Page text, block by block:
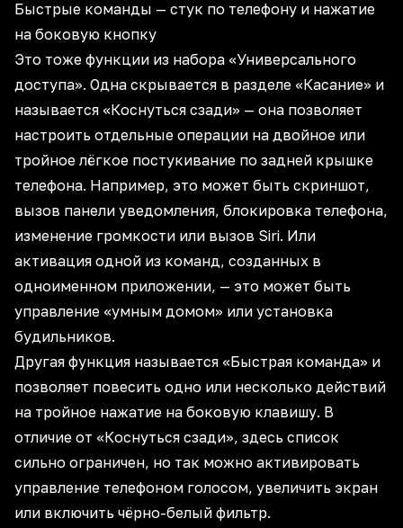
Быстрые команды — стук по телефону и нажатие
на боковую кнопку
Это тоже функции из набора «Универсального
доступа». Одна скрывается в разделе «Касание» и
называется «Коснуться сзади» — она позволяет
настроить отдельные операции на двойное или
тройное лёгкое постукивание по задней крышке
телефона. Например, это может быть скриншот,
вызов панели уведомления, блокировка телефона,
изменение громкости или вызов Siri. Или
активация одной из команд, созданных в
одноименном приложении, — это может быть
управление «умным домом» или установка
будильников.
Другая функция называется «Быстрая команда» и
позволяет повесить одно или несколько действий
на тройное нажатие на боковую клавишу. В
отличие от «Коснуться сзади», здесь список
сильно ограничен, но так можно активировать
управление телефоном голосом, увеличить экран
или включить чёрно-белый фильтр.